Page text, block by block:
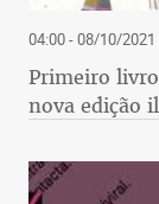
04:00 - 08/10/2021
Primeiro
nova edição